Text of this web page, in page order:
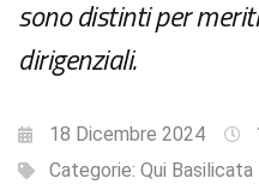
sono distinti per
dirigenziali.
18 Dicembre 2024
Categorie: Qui Basilicata